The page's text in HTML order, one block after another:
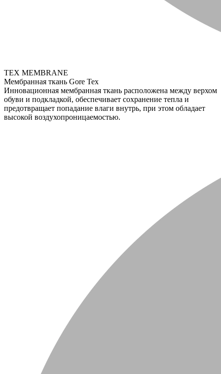
TEX MEMBRANE
Мембранная ткань Gore Tex
Инновационная мембранная ткань расположена между верхом
обуви и подкладкой, обеспечивает сохранение тепла и
предотвращает попадание влаги внутрь, при этом обладает
высокой воздухопроницаемостью.